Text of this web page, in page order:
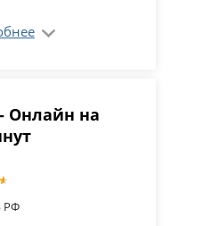
Онлайн на
РФ